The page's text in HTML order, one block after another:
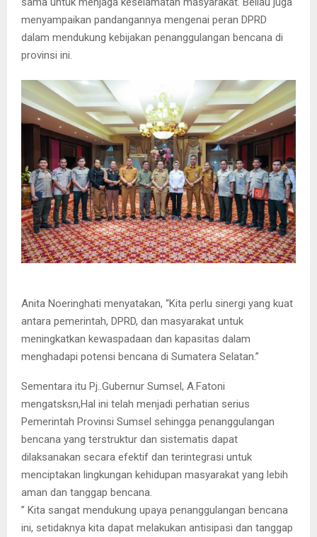
menyampaikan pandangannya mengenai peran DPRD
dalam mendukung kebijakan penanggulangan bencana di
provinsi ini.
Anita Noeringhati menyatakan, “Kita perlu sinergi yang kuat
antara pemerintah, DPRD, dan masyarakat untuk
meningkatkan kewaspadaan dan kapasitas dalam
menghadapi potensi bencana di Sumatera Selatan.”
Sementara itu Pj..Gubernur Sumsel, A.Fatoni
mengatsksn,Hal ini telah menjadi perhatian serius
Pemerintah Provinsi Sumsel sehingga penanggulangan
bencana yang terstruktur dan sistematis dapat
dilaksanakan secara efektif dan terintegrasi untuk
menciptakan lingkungan kehidupan masyarakat yang lebih
aman dan tanggap bencana.
” Kita sangat mendukung upaya penanggulangan bencana
ini, setidaknya kita dapat melakukan antisipasi dan tanggap